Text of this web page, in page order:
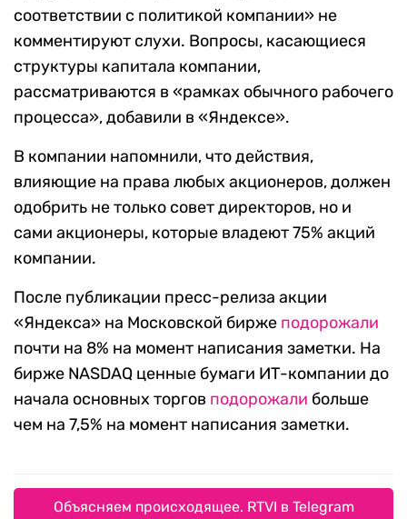
соответствии с политикой компании» не
комментируют слухи. Вопросы, касающиеся
структуры капитала компании,
рассматриваются в «рамках обычного рабочего
процесса», добавили в «Яндексе».
В компании напомнили, что действия,
влияющие на права любых акционеров, должен
одобрить не только совет директоров, но и
сами акционеры, которые владеют 75% акций
компании.
После публикации пресс-релиза акции
«Яндекса» на Московской бирже подорожали
почти на 8% на момент написания заметки. На
бирже NASDAQ ценные бумаги ИТ-компании до
начала основных торгов подорожали больше
чем на 7,5% на момент написания заметки.
Объясняем происходящее. RTVI в Telegram